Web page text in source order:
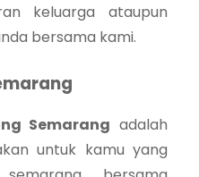
keluarga ataupun
bersama kami.
Semarang adalah
untuk kamu yang